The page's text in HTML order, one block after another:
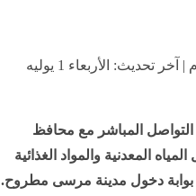
نشر في: الأربعاء 1 يوليه 2026 - 6:52 م | آخر تحديث: الأربعاء 1 يوليه
المباشر مع محافظ
المعدنية والمواد الغذائية
بوابة دخول مدينة مرسى مطروح.